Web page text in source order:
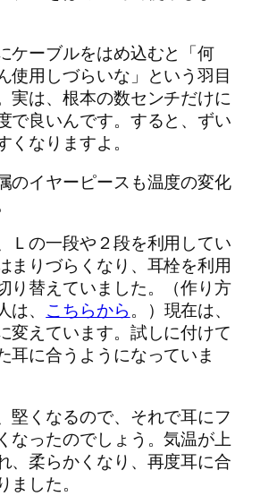
ケーブルをはめ込むと「何
使用しづらいな」という羽目
実は、根本の数センチだけに
で良いんです。すると、ずい
くなりますよ。
のイヤーピースも温度の変化
Ｌの一段や２段を利用してい
まりづらくなり、耳栓を利用
り替えていました。（作り方
、 こちらから。）現在は、
変えています。試しに付けて
耳に合うようになっていま
堅くなるので、それで耳にフ
なったのでしょう。気温が上
、柔らかくなり、再度耳に合
ました。